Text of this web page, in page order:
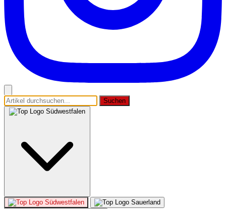
Suchen
Südwestfalen
Südwestfalen
Sauerland